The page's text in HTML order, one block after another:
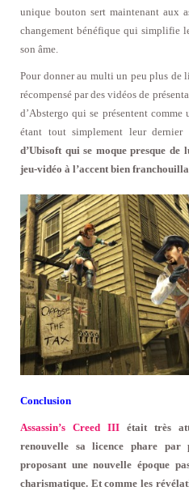
unique bouton sert maintenant aux
changement bénéfique qui simplifie
son âme.
Pour donner au multi un peu plus de
récompensé par des vidéos de
d’Abstergo qui se présentent
étant tout simplement leur dernier
d’Ubisoft qui se moque presque de
jeu-vidéo à l’accent bien
Conclusion
Assassin’s Creed IIIétait très
renouvelle sa licence phare par
proposant une nouvelle époque
charismatique. Et comme les